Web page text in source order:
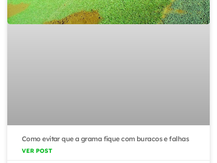
Como evitar que a grama fique com buracos e falhas
VER POST